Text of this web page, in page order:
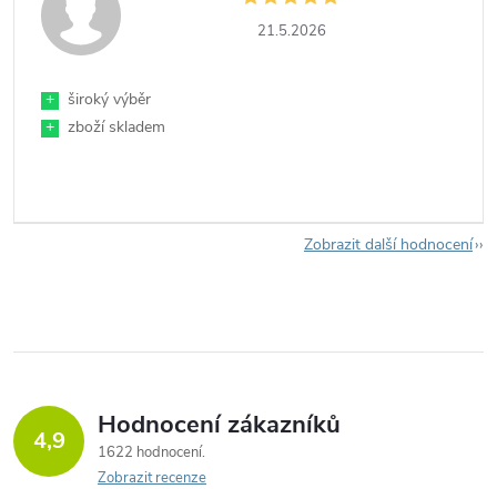
21.5.2026
+
široký výběr
+
zboží skladem
Zobrazit další hodnocení
4,9 Hodnocení zákazníků
1622 hodnocení
Zobrazit recenze